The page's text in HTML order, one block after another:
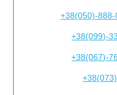
+38(050)-
+38(099)-
+38(067)-